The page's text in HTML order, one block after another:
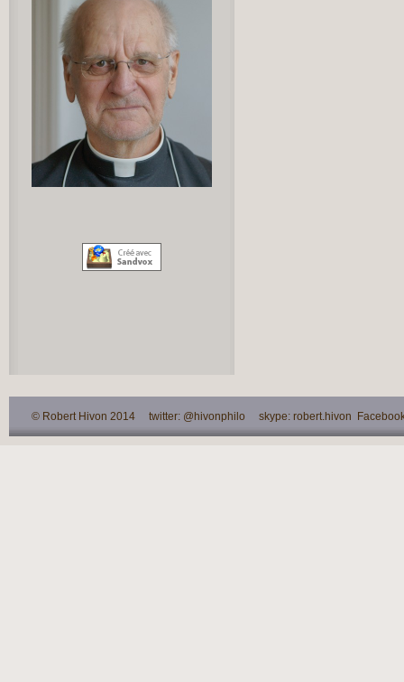
© Robert Hivon 2014 twitter: @hivonphilo skype: robert.hivon